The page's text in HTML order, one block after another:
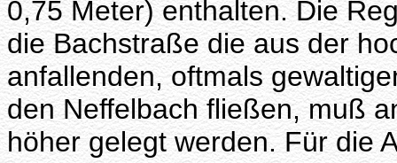
0,75 Meter) enthalten. Die
die Bachstraße die aus der
anfallenden, oftmals
den Neffelbach fließen, muß
höher gelegt werden. Für die